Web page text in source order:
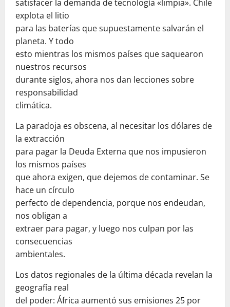
satisfacer la demanda de tecnología «limpia». Chile
explota el litio
para las baterías que supuestamente salvarán el
planeta. Y todo
esto mientras los mismos países que saquearon
nuestros recursos
durante siglos, ahora nos dan lecciones sobre
responsabilidad
climática.
La paradoja es obscena, al necesitar los dólares de
la extracción
para pagar la Deuda Externa que nos impusieron
los mismos países
que ahora exigen, que dejemos de contaminar. Se
hace un círculo
perfecto de dependencia, porque nos endeudan,
nos obligan a
extraer para pagar, y luego nos culpan por las
consecuencias
ambientales.
Los datos regionales de la última década revelan la
geografía real
del poder: África aumentó sus emisiones 25 por